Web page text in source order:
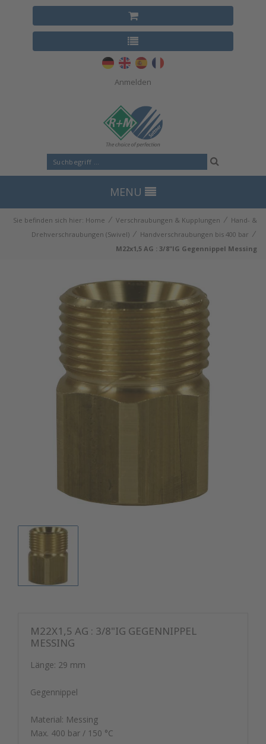
Anmelden
MENU
Sie befinden sich hier: Home ⁄ Verschraubungen & Kupplungen ⁄ Hand- &
Drehverschraubungen (Swivel) ⁄ Handverschraubungen bis 400 bar ⁄
M22x1,5 AG : 3/8"IG Gegennippel Messing
M22X1,5 AG : 3/8"IG GEGENNIPPEL
MESSING
Länge: 29 mm
Gegennippel
Material: Messing
Max. 400 bar / 150 °C